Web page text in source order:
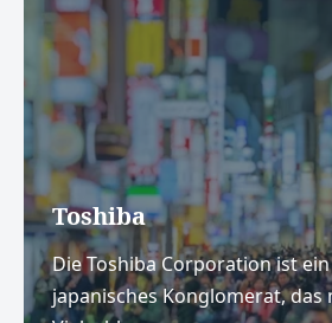
Toshiba
Die Toshiba Corporation ist ein
japanisches Konglomerat, das